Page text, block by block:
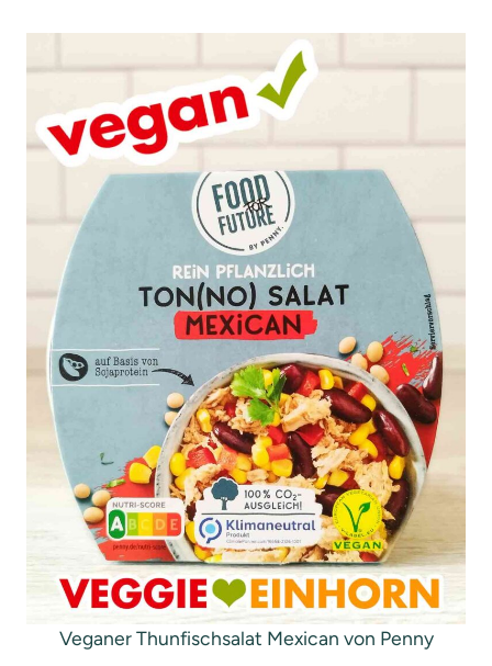
Veganer Thunfischsalat Mexican von Penny